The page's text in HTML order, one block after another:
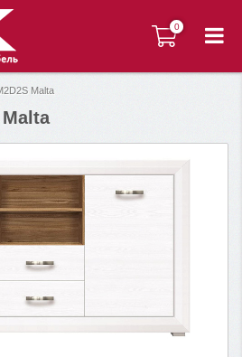
0
0
Malta